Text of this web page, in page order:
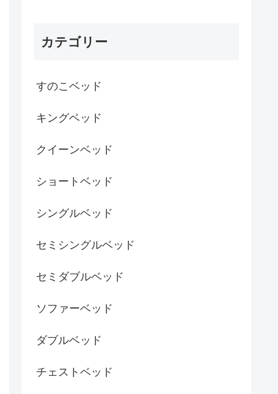
カテゴリー
すのこベッド
キングベッド
クイーンベッド
ショートベッド
シングルベッド
セミシングルベッド
セミダブルベッド
ソファーベッド
ダブルベッド
チェストベッド